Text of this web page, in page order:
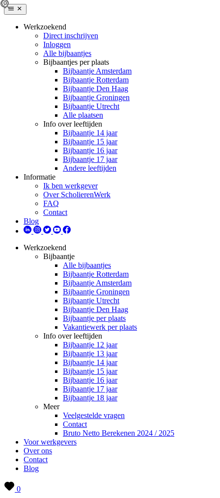
Werkzoekend
Direct inschrijven
Inloggen
Alle bijbaantjes
Bijbaantjes per plaats
Bijbaantje Amsterdam
Bijbaantje Rotterdam
Bijbaantje Den Haag
Bijbaantje Groningen
Bijbaantje Utrecht
Alle plaatsen
Info over leeftijden
Bijbaantje 14 jaar
Bijbaantje 15 jaar
Bijbaantje 16 jaar
Bijbaantje 17 jaar
Andere leeftijden
Informatie
Ik ben werkgever
Over ScholierenWerk
FAQ
Contact
Blog
Werkzoekend
Bijbaantje
Alle bijbaantjes
Bijbaantje Rotterdam
Bijbaantje Amsterdam
Bijbaantje Groningen
Bijbaantje Utrecht
Bijbaantje Den Haag
Bijbaantje per plaats
Vakantiewerk per plaats
Info over leeftijden
Bijbaantje 12 jaar
Bijbaantje 13 jaar
Bijbaantje 14 jaar
Bijbaantje 15 jaar
Bijbaantje 16 jaar
Bijbaantje 17 jaar
Bijbaantje 18 jaar
Meer
Veelgestelde vragen
Contact
Bruto Netto Berekenen 2024 / 2025
Voor werkgevers
Over ons
Contact
Blog
0